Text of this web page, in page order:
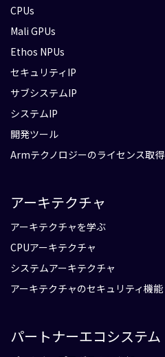
CPUs
Mali GPUs
Ethos NPUs
セキュリティIP
サブシステムIP
システムIP
開発ツール
Armテクノロジーのライセンス取得
アーキテクチャ
アーキテクチャを学ぶ
CPUアーキテクチャ
システムアーキテクチャ
アーキテクチャのセキュリティ機能
パートナーエコシステム